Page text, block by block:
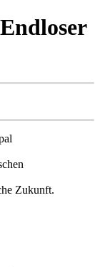
Zukunft.